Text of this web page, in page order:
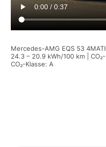
Mercedes-AMG EQS 53
24.3 – 20.9 kWh/100 km |
CO₂-Klasse: A